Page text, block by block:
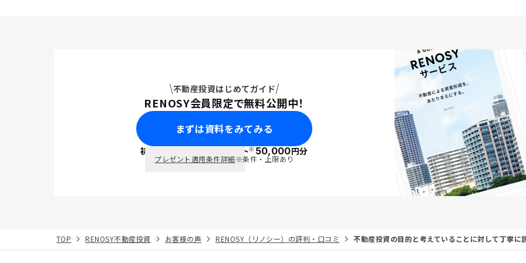
不動産投資はじめてガイド
RENOSY会員限定で無料公開中！
まずは資料をみてみる
初回面談で ポイント※50,000円分
プレゼント適用条件詳細※条件・上限あり
TOP RENOSY不動産投資 お客様の声 RENOSY（リノシー）の評判・口コミ 不動産投資の目的と考えていることに対して丁寧に